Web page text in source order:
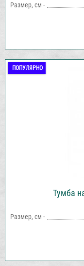
Размер, см -
ПОПУЛЯРНО
Тумба
Размер, см -